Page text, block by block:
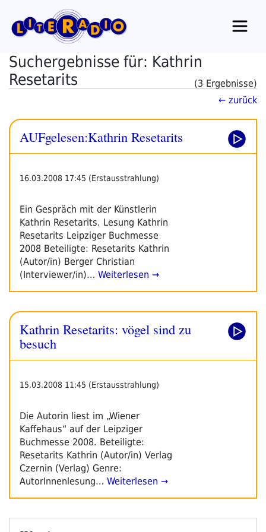
Inhalt
springen
Suchergebnisse für: Kathrin
Resetarits
(3 Ergebnisse)
← zurück
AUFgelesen:Kathrin Resetarits
16.03.2008 17:45 (Erstausstrahlung)
Ein Gespräch mit der Künstlerin
Kathrin Resetarits. Lesung Kathrin
Resetarits Leipziger Buchmesse
2008 Beteiligte: Resetarits Kathrin
(Autor/in) Berger Christian
(Interviewer/in)… Weiterlesen →
Kathrin Resetarits: vögel sind zu
besuch
15.03.2008 11:45 (Erstausstrahlung)
Die Autorin liest im „Wiener
Kaffehaus“ auf der Leipziger
Buchmesse 2008. Beteiligte:
Resetarits Kathrin (Autor/in) Verlag
Czernin (Verlag) Genre:
AutorInnenlesung… Weiterlesen →